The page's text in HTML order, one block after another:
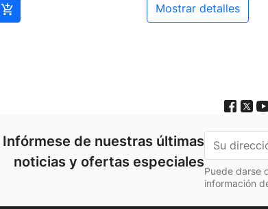
 mostrar detalles
Infórmese de nuestras últimas
noticias y ofertas especiales
Puede darse
información